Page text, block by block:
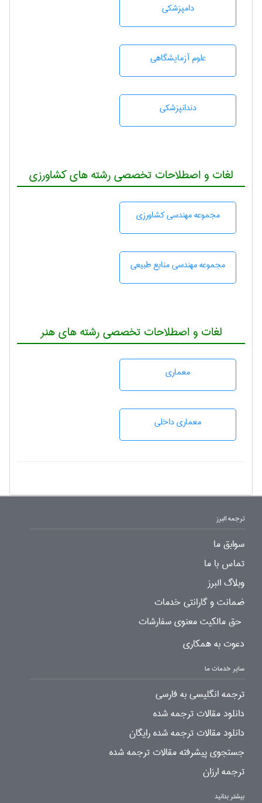
دامپزشكی
علوم آزمايشگاهی
دندانپزشكی
لغات و اصطلاحات تخصصی رشته های کشاورزی
مجموعه مهندسی كشاورزی
مجموعه مهندسی منابع طبيعی
لغات و اصطلاحات تخصصی رشته های هنر
معماری
معماری داخلی
ترجمه البرز
سوابق ما
تماس با ما
وبلاگ البرز
ضمانت و گارانتی خدمات
حق مالکیت معنوی سفارشات
دعوت به همکاری
سایر خدمات ما
ترجمه انگلیسی به فارسی
دانلود مقالات ترجمه شده
دانلود مقالات ترجمه شده رایگان
جستجوی پیشرفته مقالات ترجمه شده
ترجمه ارزان
بیشتر بدانید